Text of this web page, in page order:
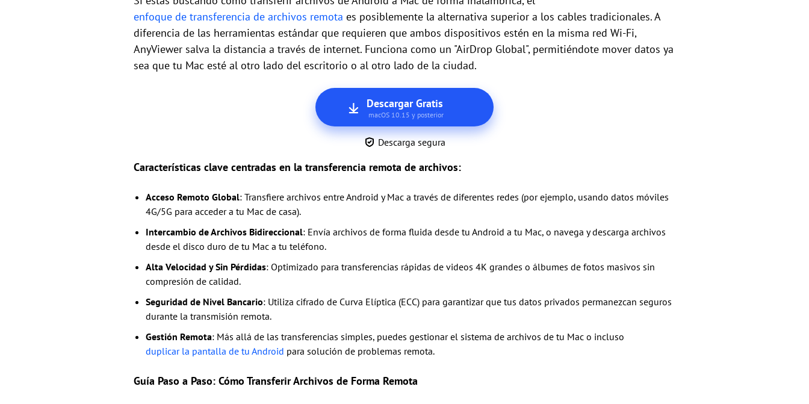
enfoque de transferencia de archivos remota es posiblemente la alternativa superior a los cables tradicionales. A
diferencia de las herramientas estándar que requieren que ambos dispositivos estén en la misma red Wi-Fi,
AnyViewer salva la distancia a través de internet. Funciona como un "AirDrop Global", permitiéndote mover datos ya
sea que tu Mac esté al otro lado del escritorio o al otro lado de la ciudad.
Descargar Gratis
macOS 10.15 y posterior
Descarga segura
Características clave centradas en la transferencia remota de archivos:
Acceso Remoto Global: Transfiere archivos entre Android y Mac a través de diferentes redes (por ejemplo, usando datos móviles
4G/5G para acceder a tu Mac de casa).
Intercambio de Archivos Bidireccional: Envía archivos de forma fluida desde tu Android a tu Mac, o navega y descarga archivos
desde el disco duro de tu Mac a tu teléfono.
Alta Velocidad y Sin Pérdidas: Optimizado para transferencias rápidas de videos 4K grandes o álbumes de fotos masivos sin
compresión de calidad.
Seguridad de Nivel Bancario: Utiliza cifrado de Curva Elíptica (ECC) para garantizar que tus datos privados permanezcan seguros
durante la transmisión remota.
Gestión Remota: Más allá de las transferencias simples, puedes gestionar el sistema de archivos de tu Mac o incluso
duplicar la pantalla de tu Android para solución de problemas remota.
Guía Paso a Paso: Cómo Transferir Archivos de Forma Remota